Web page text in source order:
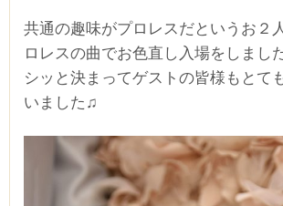
共通の趣味がプロレスだというお２
ロレスの曲でお色直し入場をしまし
シッと決まってゲストの皆様もとて
いました♫